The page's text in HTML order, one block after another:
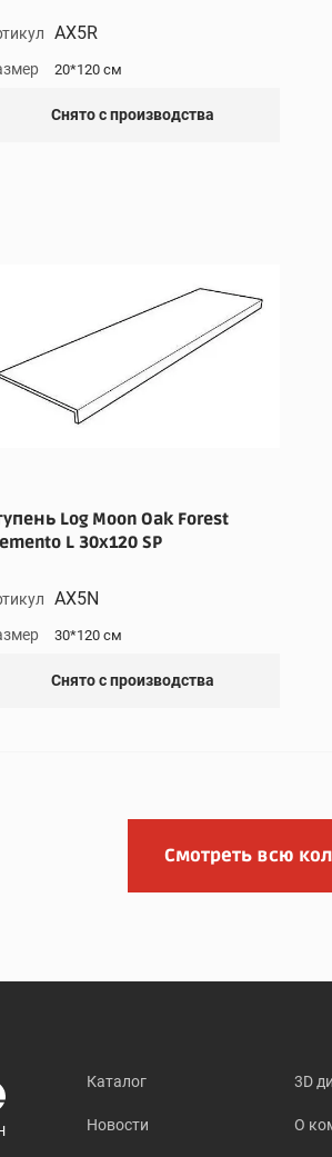
AX5R
20*120 см
Снято с производства
Log Moon Oak Forest
L 30x120 SP
AX5N
30*120 см
Снято с производства
Смотреть всю
Каталог
Новости
3D
О